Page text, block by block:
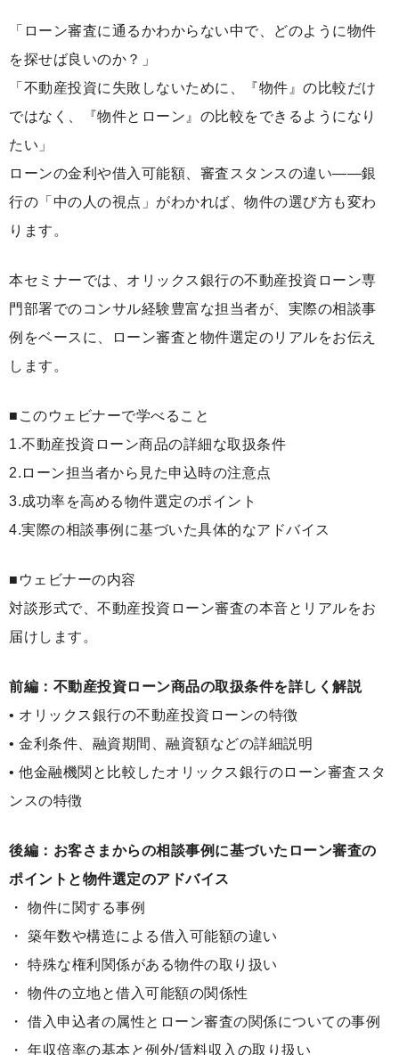
「ローン審査に通るかわからない中で、どのように物件
を探せば良いのか？」
「不動産投資に失敗しないために、『物件』の比較だけ
ではなく、『物件とローン』の比較をできるようになり
たい」
ローンの金利や借入可能額、審査スタンスの違い――銀
行の「中の人の視点」がわかれば、物件の選び方も変わ
ります。
本セミナーでは、オリックス銀行の不動産投資ローン専
門部署でのコンサル経験豊富な担当者が、実際の相談事
例をベースに、ローン審査と物件選定のリアルをお伝え
します。
■このウェビナーで学べること
1.不動産投資ローン商品の詳細な取扱条件
2.ローン担当者から見た申込時の注意点
3.成功率を高める物件選定のポイント
4.実際の相談事例に基づいた具体的なアドバイス
■ウェビナーの内容
対談形式で、不動産投資ローン審査の本音とリアルをお
届けします。
前編：不動産投資ローン商品の取扱条件を詳しく解説
• オリックス銀行の不動産投資ローンの特徴
• 金利条件、融資期間、融資額などの詳細説明
• 他金融機関と比較したオリックス銀行のローン審査スタ
ンスの特徴
後編：お客さまからの相談事例に基づいたローン審査の
ポイントと物件選定のアドバイス
・ 物件に関する事例
・ 築年数や構造による借入可能額の違い
・ 特殊な権利関係がある物件の取り扱い
・ 物件の立地と借入可能額の関係性
・ 借入申込者の属性とローン審査の関係についての事例
・ 年収倍率の基本と例外/賃料収入の取り扱い